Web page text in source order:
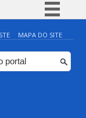
BR
MAPA DO SITE